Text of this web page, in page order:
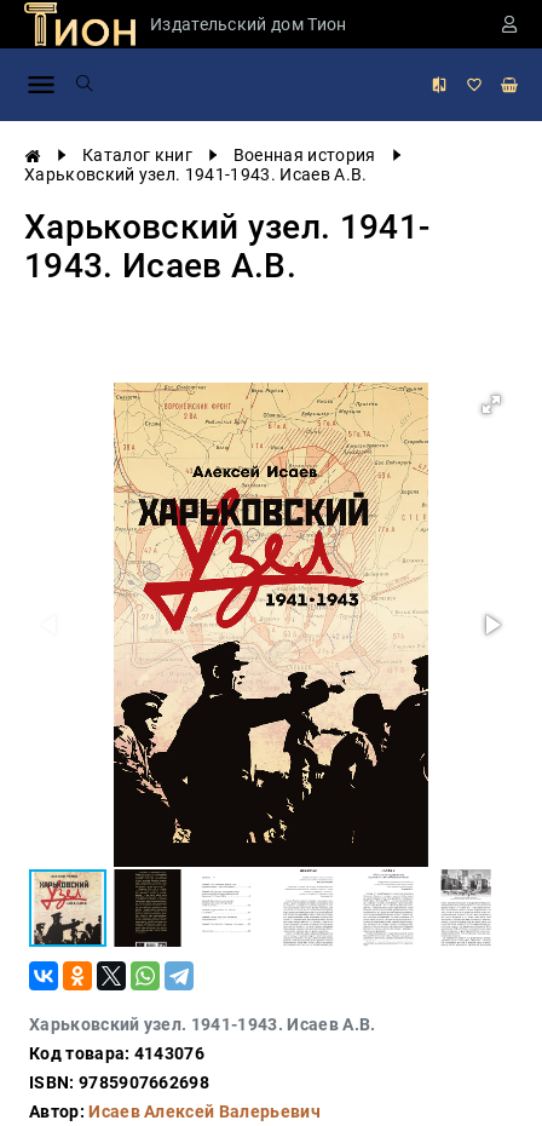
Издательский дом Тион
Каталог книг
Военная история
Харьковский узел. 1941-1943. Исаев А.В.
Харьковский узел. 1941-
1943. Исаев А.В.
Харьковский узел. 1941-1943. Исаев А.В.
Код товара: 4143076
ISBN: 9785907662698
Автор:Исаев Алексей Валерьевич
Занимательная
России
история
Экономика
Учебная
литература
будущего
Публицистика
Тайное и
непознанное
Философия
Военная
история
Конспирология
Религия
Туризм
Разное
гастрономия,
кулинария